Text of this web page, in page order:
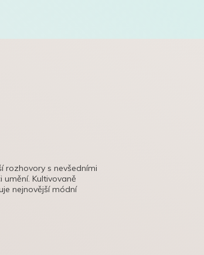
rozhovory s nevšedními
umění. Kultivovaně
nejnovější módní